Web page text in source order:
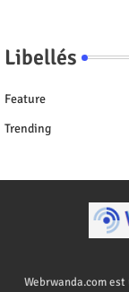
Libellés
Feature
Trending
Webrwanda.com